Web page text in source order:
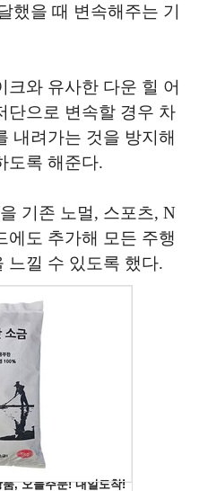
했을 때 변속해주는 기
크와 유사한 다운 힐 어
단으로 변속할 경우 차
내려가는 것을 방지해
도록 해준다.
기존 노멀, 스포츠, N
에도 추가해 모든 주행
느낄 수 있도록 했다.